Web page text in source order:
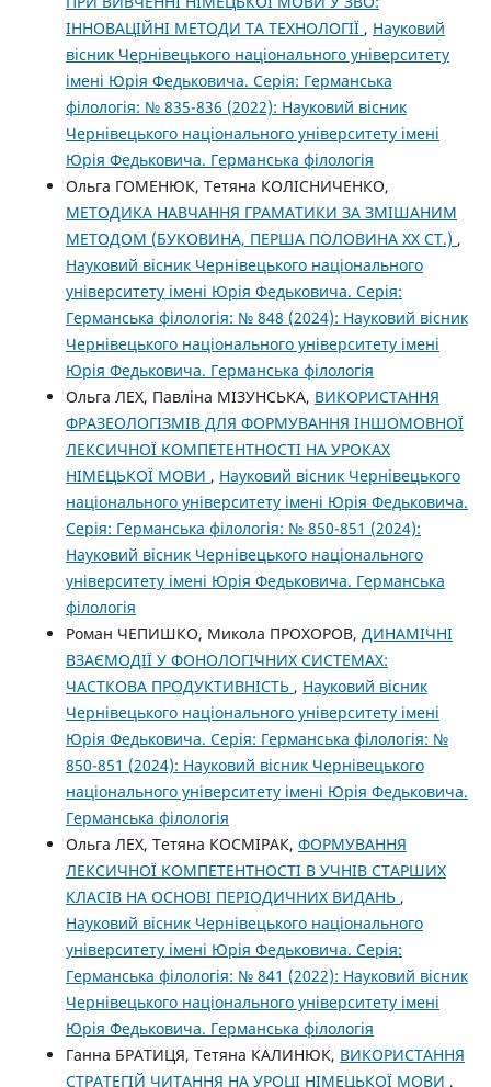
ІННОВАЦІЙНІ МЕТОДИ ТА ТЕХНОЛОГІЇ , Науковий
вісник Чернівецького національного університету
імені Юрія Федьковича. Серія: Германська
філологія: № 835-836 (2022): Науковий вісник
Чернівецького національного університету імені
Юрія Федьковича. Германська філологія
Ольга ГОМЕНЮК, Тетяна КОЛІСНИЧЕНКО,
МЕТОДИКА НАВЧАННЯ ГРАМАТИКИ ЗА ЗМІШАНИМ
МЕТОДОМ (БУКОВИНА, ПЕРША ПОЛОВИНА ХХ СТ.) ,
Науковий вісник Чернівецького національного
університету імені Юрія Федьковича. Серія:
Германська філологія: № 848 (2024): Науковий вісник
Чернівецького національного університету імені
Юрія Федьковича. Германська філологія
Ольга ЛЕХ, Павліна МІЗУНСЬКА, ВИКОРИСТАННЯ
ФРАЗЕОЛОГІЗМІВ ДЛЯ ФОРМУВАННЯ ІНШОМОВНОЇ
ЛЕКСИЧНОЇ КОМПЕТЕНТНОСТІ НА УРОКАХ
НІМЕЦЬКОЇ МОВИ , Науковий вісник Чернівецького
національного університету імені Юрія Федьковича.
Серія: Германська філологія: № 850-851 (2024):
Науковий вісник Чернівецького національного
університету імені Юрія Федьковича. Германська
філологія
Роман ЧЕПИШКО, Микола ПРОХОРОВ, ДИНАМІЧНІ
ВЗАЄМОДІЇ У ФОНОЛОГІЧНИХ СИСТЕМАХ:
ЧАСТКОВА ПРОДУКТИВНІСТЬ , Науковий вісник
Чернівецького національного університету імені
Юрія Федьковича. Серія: Германська філологія: №
850-851 (2024): Науковий вісник Чернівецького
національного університету імені Юрія Федьковича.
Германська філологія
Ольга ЛЕХ, Тетяна КОСМІРАК, ФОРМУВАННЯ
ЛЕКСИЧНОЇ КОМПЕТЕНТНОСТІ В УЧНІВ СТАРШИХ
КЛАСІВ НА ОСНОВІ ПЕРІОДИЧНИХ ВИДАНЬ ,
Науковий вісник Чернівецького національного
університету імені Юрія Федьковича. Серія:
Германська філологія: № 841 (2022): Науковий вісник
Чернівецького національного університету імені
Юрія Федьковича. Германська філологія
Ганна БРАТИЦЯ, Тетяна КАЛИНЮК, ВИКОРИСТАННЯ
СТРАТЕГІЙ ЧИТАННЯ НА УРОЦІ НІМЕЦЬКОЇ МОВИ ,